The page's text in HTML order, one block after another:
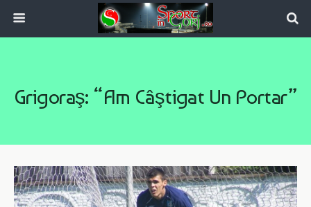
Grigoraş: “Am Câştigat Un Portar”